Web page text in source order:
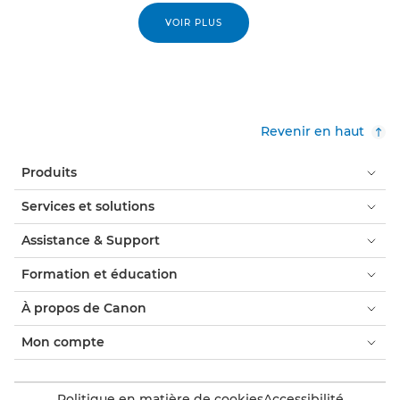
VOIR PLUS
Revenir en haut
Produits
Services et solutions
Assistance & Support
Formation et éducation
À propos de Canon
Mon compte